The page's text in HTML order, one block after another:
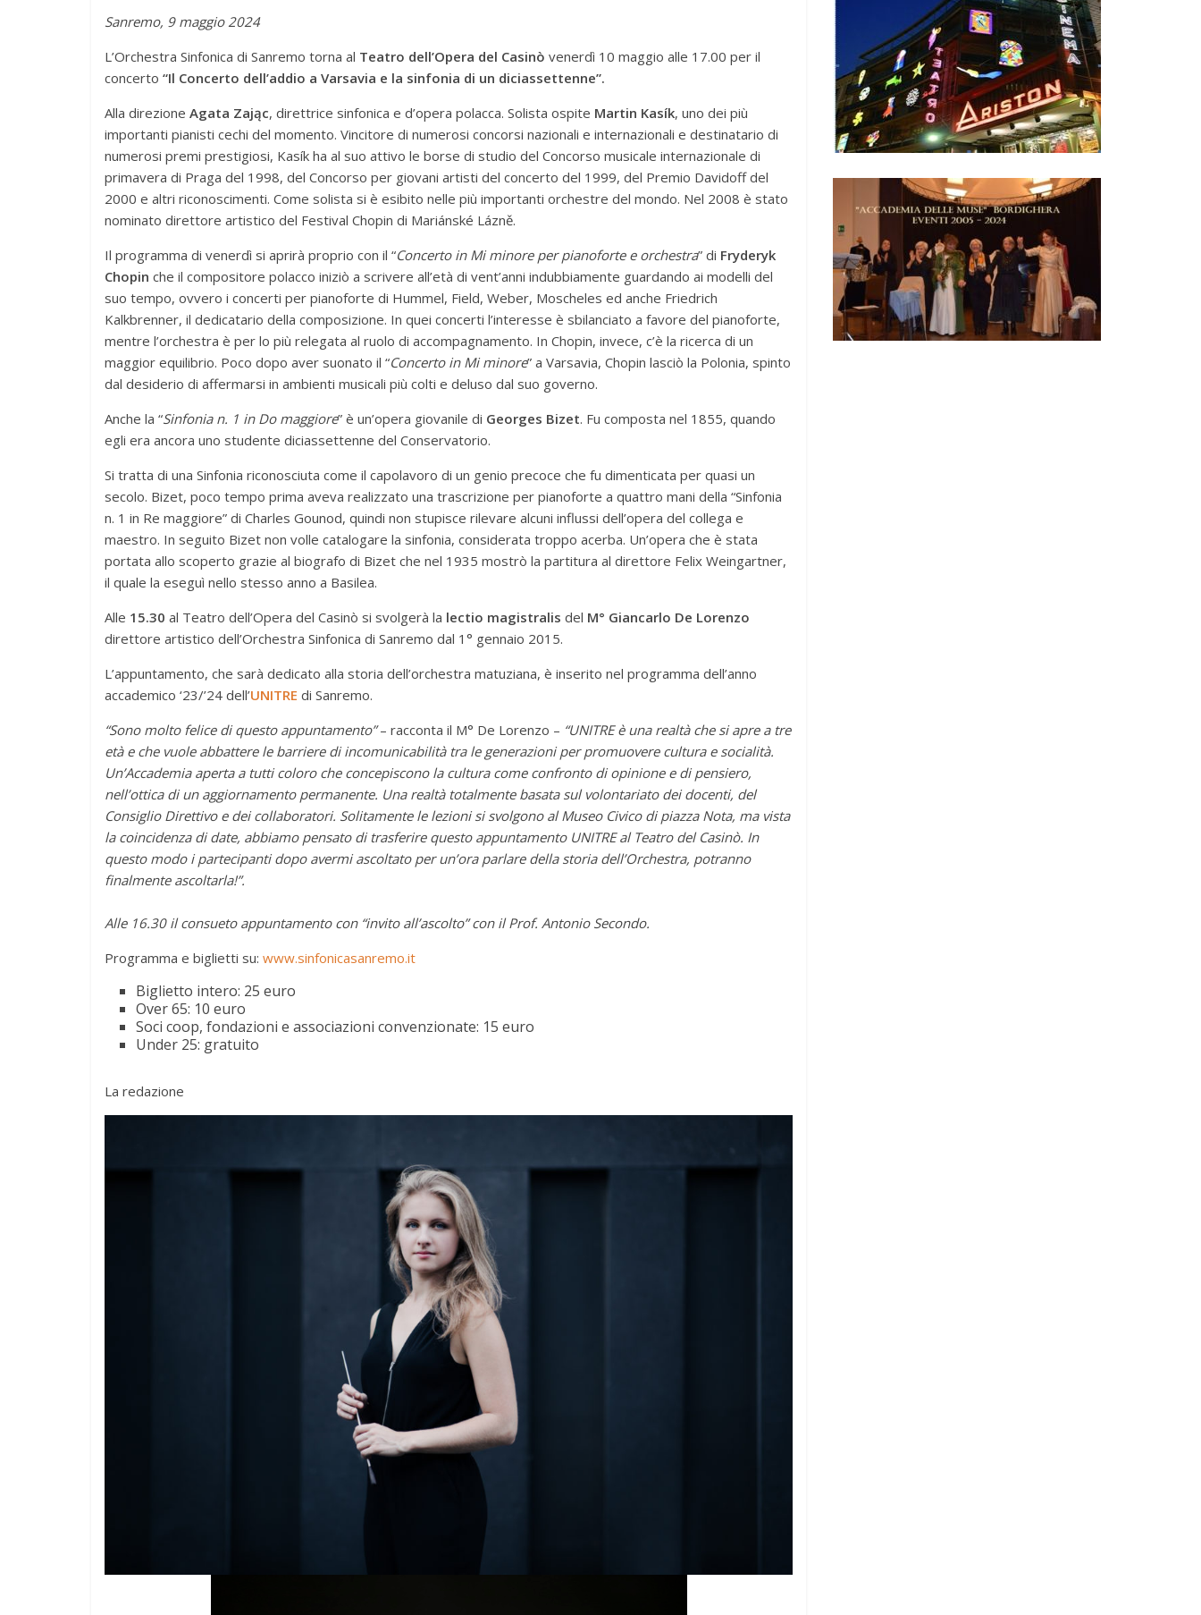
Sanremo, 9 maggio 2024
L’Orchestra Sinfonica di Sanremo torna al Teatro dell’Opera del Casinò venerdì 10 maggio alle 17.00 per il
concerto “Il Concerto dell’addio a Varsavia e la sinfonia di un diciassettenne”.
Alla direzione Agata Zając, direttrice sinfonica e d’opera polacca. Solista ospite Martin Kasík, uno dei più
importanti pianisti cechi del momento. Vincitore di numerosi concorsi nazionali e internazionali e destinatario di
numerosi premi prestigiosi, Kasík ha al suo attivo le borse di studio del Concorso musicale internazionale di
primavera di Praga del 1998, del Concorso per giovani artisti del concerto del 1999, del Premio Davidoff del
2000 e altri riconoscimenti. Come solista si è esibito nelle più importanti orchestre del mondo. Nel 2008 è stato
nominato direttore artistico del Festival Chopin di Mariánské Lázně.
Il programma di venerdì si aprirà proprio con il “Concerto in Mi minore per pianoforte e orchestra” di Fryderyk
Chopin che il compositore polacco iniziò a scrivere all’età di vent’anni indubbiamente guardando ai modelli del
suo tempo, ovvero i concerti per pianoforte di Hummel, Field, Weber, Moscheles ed anche Friedrich
Kalkbrenner, il dedicatario della composizione. In quei concerti l’interesse è sbilanciato a favore del pianoforte,
mentre l’orchestra è per lo più relegata al ruolo di accompagnamento. In Chopin, invece, c’è la ricerca di un
maggior equilibrio. Poco dopo aver suonato il “Concerto in Mi minore” a Varsavia, Chopin lasciò la Polonia, spinto
dal desiderio di affermarsi in ambienti musicali più colti e deluso dal suo governo.
Anche la “Sinfonia n. 1 in Do maggiore” è un’opera giovanile di Georges Bizet. Fu composta nel 1855, quando
egli era ancora uno studente diciassettenne del Conservatorio.
Si tratta di una Sinfonia riconosciuta come il capolavoro di un genio precoce che fu dimenticata per quasi un
secolo. Bizet, poco tempo prima aveva realizzato una trascrizione per pianoforte a quattro mani della “Sinfonia
n. 1 in Re maggiore” di Charles Gounod, quindi non stupisce rilevare alcuni influssi dell’opera del collega e
maestro. In seguito Bizet non volle catalogare la sinfonia, considerata troppo acerba. Un’opera che è stata
portata allo scoperto grazie al biografo di Bizet che nel 1935 mostrò la partitura al direttore Felix Weingartner,
il quale la eseguì nello stesso anno a Basilea.
Alle 15.30 al Teatro dell’Opera del Casinò si svolgerà la lectio magistralis del M° Giancarlo De Lorenzo
direttore artistico dell’Orchestra Sinfonica di Sanremo dal 1° gennaio 2015.
L’appuntamento, che sarà dedicato alla storia dell’orchestra matuziana, è inserito nel programma dell’anno
accademico ‘23/’24 dell’UNITRE di Sanremo.
“Sono molto felice di questo appuntamento”– racconta il M° De Lorenzo – “UNITRE è una realtà che si apre a tre
età e che vuole abbattere le barriere di incomunicabilità tra le generazioni per promuovere cultura e socialità.
Un’Accademia aperta a tutti coloro che concepiscono la cultura come confronto di opinione e di pensiero,
nell’ottica di un aggiornamento permanente. Una realtà totalmente basata sul volontariato dei docenti, del
Consiglio Direttivo e dei collaboratori. Solitamente le lezioni si svolgono al Museo Civico di piazza Nota, ma vista
la coincidenza di date, abbiamo pensato di trasferire questo appuntamento UNITRE al Teatro del Casinò. In
questo modo i partecipanti dopo avermi ascoltato per un’ora parlare della storia dell’Orchestra, potranno
finalmente ascoltarla!”.
Alle 16.30 il consueto appuntamento con “invito all’ascolto” con il Prof. Antonio Secondo.
Programma e biglietti su: www.sinfonicasanremo.it
Biglietto intero: 25 euro
Over 65: 10 euro
Soci coop, fondazioni e associazioni convenzionate: 15 euro
Under 25: gratuito
La redazione